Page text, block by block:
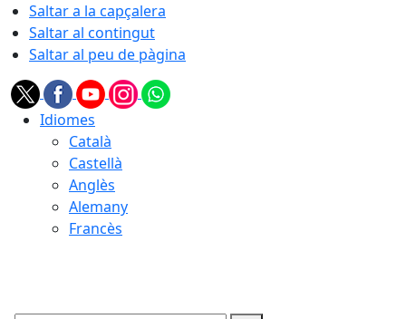
Saltar a la capçalera
Saltar al contingut
Saltar al peu de pàgina
Idiomes
Català
Castellà
Anglès
Alemany
Francès